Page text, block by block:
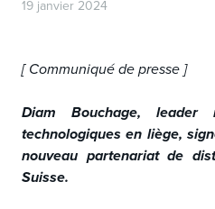
19 janvier 2024
[ Communiqué de presse ]
Diam Bouchage, leader
technologiques en liège,
nouveau partenariat de
Suisse.